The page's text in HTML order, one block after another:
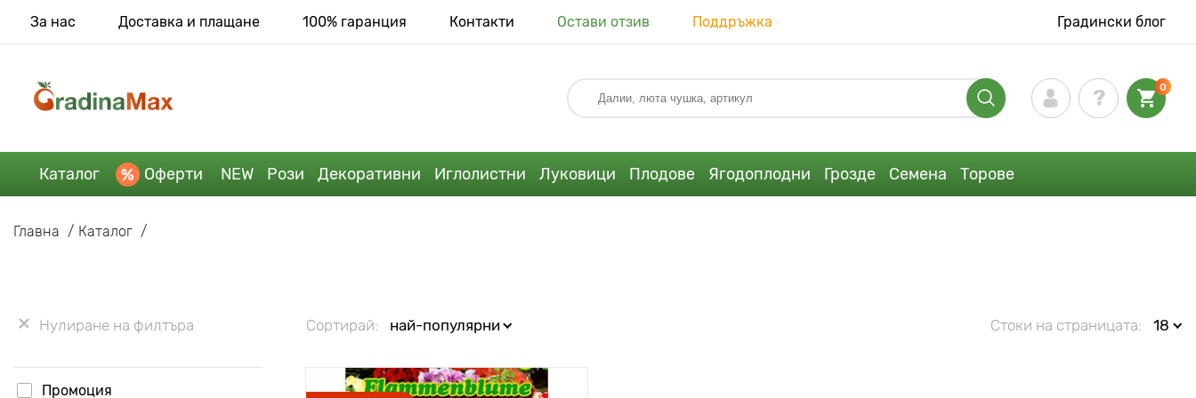
За нас Доставка и плащане 100% гаранция Контакти Остави отзив Поддръжка Градински блог
0
Каталог Оферти NEW Рози Декоративни Иглолистни Луковици Плодове Ягодоплодни Грозде Семена Торове
Главна Каталог
Нулиране на филтъра
Промоция
Сортирай: най-популярни Стоки на страницата: 18